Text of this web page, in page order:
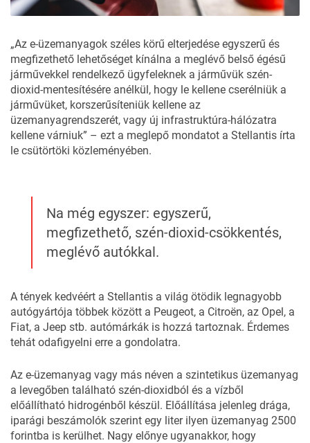
„Az e-üzemanyagok széles körű elterjedése egyszerű és
megfizethető lehetőséget kínálna a meglévő belső égésű
járművekkel rendelkező ügyfeleknek a járművük szén-
dioxid-mentesítésére anélkül, hogy le kellene cserélniük a
járművüket, korszerűsíteniük kellene az
üzemanyagrendszerét, vagy új infrastruktúra-hálózatra
kellene várniuk” – ezt a meglepő mondatot a Stellantis írta
le csütörtöki közleményében.
Na még egyszer: egyszerű,
megfizethető, szén-dioxid-csökkentés,
meglévő autókkal.
A tények kedvéért a Stellantis a világ ötödik legnagyobb
autógyártója többek között a Peugeot, a Citroën, az Opel, a
Fiat, a Jeep stb. autómárkák is hozzá tartoznak. Érdemes
tehát odafigyelni erre a gondolatra.
Az e-üzemanyag vagy más néven a szintetikus üzemanyag
a levegőben található szén-dioxidból és a vízből
előállítható hidrogénből készül. Előállítása jelenleg drága,
iparági beszámolók szerint egy liter ilyen üzemanyag 2500
forintba is kerülhet. Nagy előnye ugyanakkor, hogy